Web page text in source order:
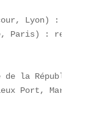
Lyon) :
Paris) :
de la
Port,